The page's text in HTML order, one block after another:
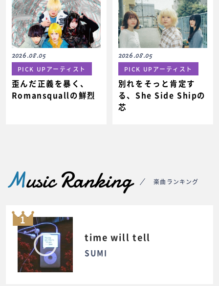
2026.08.05
PICK UPアーティスト
歪んだ正義を暴く、
Romansquallの鮮烈
2026.08.05
PICK UPアーティスト
別れをそっと肯定す
る、She Side Shipの
芯
Music Ranking 楽曲ランキング
1
time will tell
SUMI